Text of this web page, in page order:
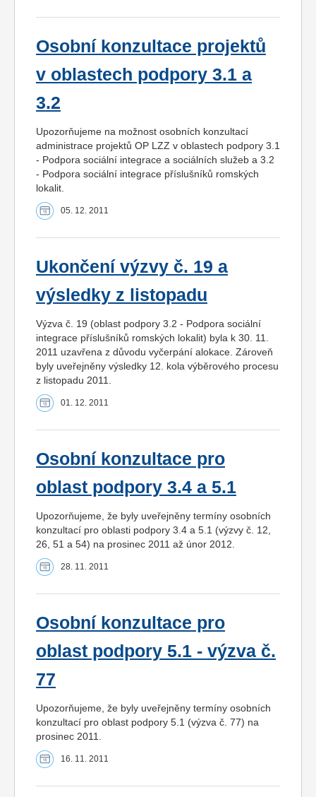
Osobní konzultace projektů
v oblastech podpory 3.1 a
3.2
Upozorňujeme na možnost osobních konzultací
administrace projektů OP LZZ v oblastech podpory 3.1
- Podpora sociální integrace a sociálních služeb a 3.2
- Podpora sociální integrace příslušníků romských
lokalit.
05. 12. 2011
Ukončení výzvy č. 19 a
výsledky z listopadu
Výzva č. 19 (oblast podpory 3.2 - Podpora sociální
integrace příslušníků romských lokalit) byla k 30. 11.
2011 uzavřena z důvodu vyčerpání alokace. Zároveň
byly uveřejněny výsledky 12. kola výběrového procesu
z listopadu 2011.
01. 12. 2011
Osobní konzultace pro
oblast podpory 3.4 a 5.1
Upozorňujeme, že byly uveřejněny termíny osobních
konzultací pro oblasti podpory 3.4 a 5.1 (výzvy č. 12,
26, 51 a 54) na prosinec 2011 až únor 2012.
28. 11. 2011
Osobní konzultace pro
oblast podpory 5.1 - výzva č.
77
Upozorňujeme, že byly uveřejněny termíny osobních
konzultací pro oblast podpory 5.1 (výzva č. 77) na
prosinec 2011.
16. 11. 2011